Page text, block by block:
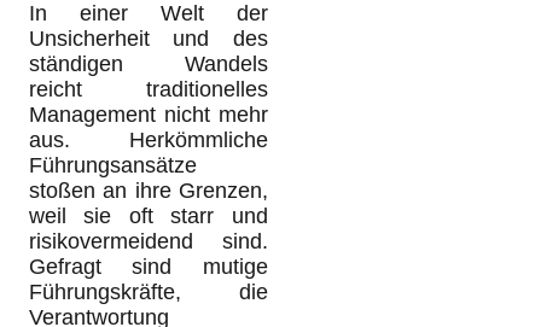
In einer Welt der
Unsicherheit und des
ständigen Wandels
reicht traditionelles
Management nicht mehr
aus. Herkömmliche
Führungsansätze
stoßen an ihre Grenzen,
weil sie oft starr und
risikovermeidend sind.
Gefragt sind mutige
Führungskräfte, die
Verantwortung